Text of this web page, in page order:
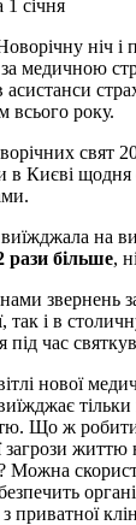
ніч і
за медичною
асистанси
всього року.
свят
в Києві щодня
на
рази більше,
звернень
так і в
під час
нової
Що ж
загрози
Можна
приватної